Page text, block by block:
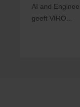
AI and
geeft VIRO...